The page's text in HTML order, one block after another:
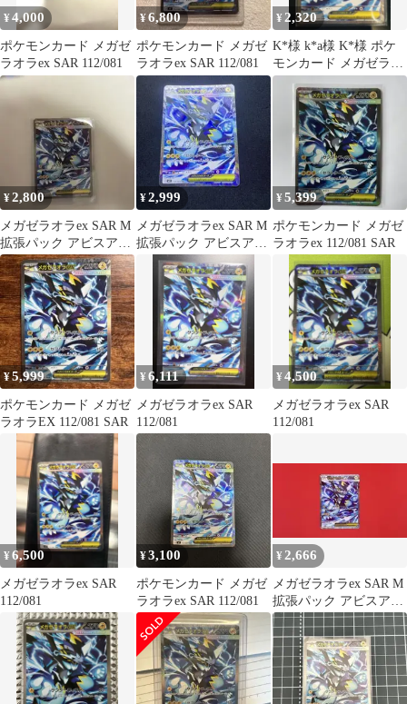
¥4,000
ポケモンカード メガゼ
ラオラex SAR 112/081
¥6,800
ポケモンカード メガゼ
ラオラex SAR 112/081
¥2,320
K*様 k*a様 K*様 ポケ
モンカード メガゼラオ
ラex 112/081 SA
¥2,800
メガゼラオラex SAR M
拡張パック アビスアイ
キラ 112/081
¥2,999
メガゼラオラex SAR M
拡張パック アビスアイ
キラ 112/081
¥5,399
ポケモンカード メガゼ
ラオラex 112/081 SAR
¥5,999
ポケモンカード メガゼ
ラオラEX 112/081 SAR
¥6,111
メガゼラオラex SAR
112/081
¥4,500
メガゼラオラex SAR
112/081
¥6,500
メガゼラオラex SAR
112/081
¥3,100
ポケモンカード メガゼ
ラオラex SAR 112/081
¥ 2,666
メガゼラオラex SAR M
拡張パック アビスアイ
キラ 112/081